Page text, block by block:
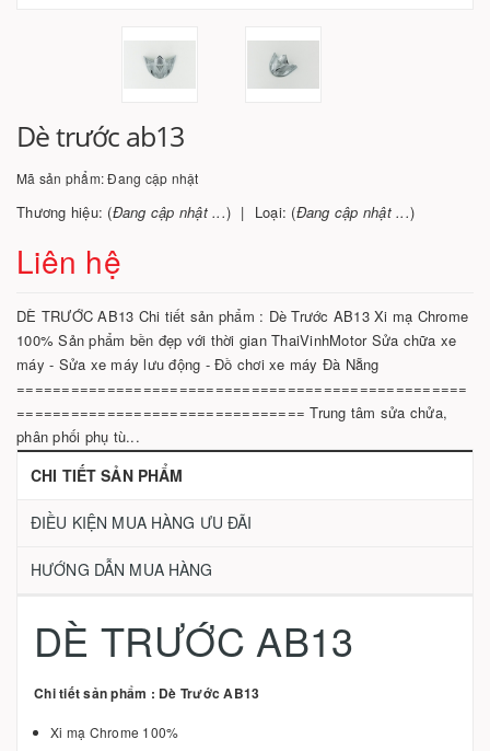
Dè trước ab13
Mã sản phẩm:Đang cập nhật
Thương hiệu: (Đang cập nhật ...) Loại: (Đang cập nhật ...)
Liên hệ
DÈ TRƯỚC AB13 Chi tiết sản phẩm : Dè Trước AB13 Xi mạ Chrome
100% Sản phẩm bền đẹp với thời gian ThaiVinhMotor Sửa chữa xe
máy - Sửa xe máy lưu động - Đồ chơi xe máy Đà Nẵng
==================================================
================================ Trung tâm sửa chửa,
phân phối phụ tù...
CHI TIẾT SẢN PHẨM
ĐIỀU KIỆN MUA HÀNG ƯU ĐÃI
HƯỚNG DẪN MUA HÀNG
DÈ TRƯỚC AB13
Chi tiết sản phẩm : Dè Trước AB13
Xi mạ Chrome 100%